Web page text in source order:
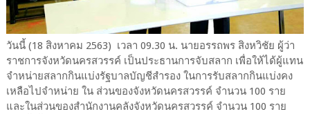
วันนี้ (18 สิงหาคม 2563) เวลา 09.30 น. นายอรรถพร สิงหวิชัย ผู้ว่า
ราชการจังหวัดนครสวรรค์ เป็นประธานการจับสลาก เพื่อให้ได้ผู้แทน
จำหน่ายสลากกินแบ่งรัฐบาลบัญชีสำรอง ในการรับสลากกินแบ่งคง
เหลือไปจำหน่าย ใน ส่วนของจังหวัดนครสวรรค์ จำนวน 100 ราย
และในส่วนของสำนักงานคลังจังหวัดนครสวรรค์ จำนวน 100 ราย